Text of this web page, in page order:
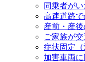
同乗者が
高速道路で
産前・産
ご家族が
症状固定（
加害車両